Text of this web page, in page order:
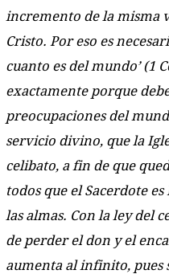
incremento de la misma
Cristo. Por eso es
cuanto es del mundo’ (1
exactamente porque
preocupaciones del
servicio divino, que la
celibato, a fin de que
todos que el Sacerdote
las almas. Con la ley del
de perder el don y el
aumenta al infinito, pues